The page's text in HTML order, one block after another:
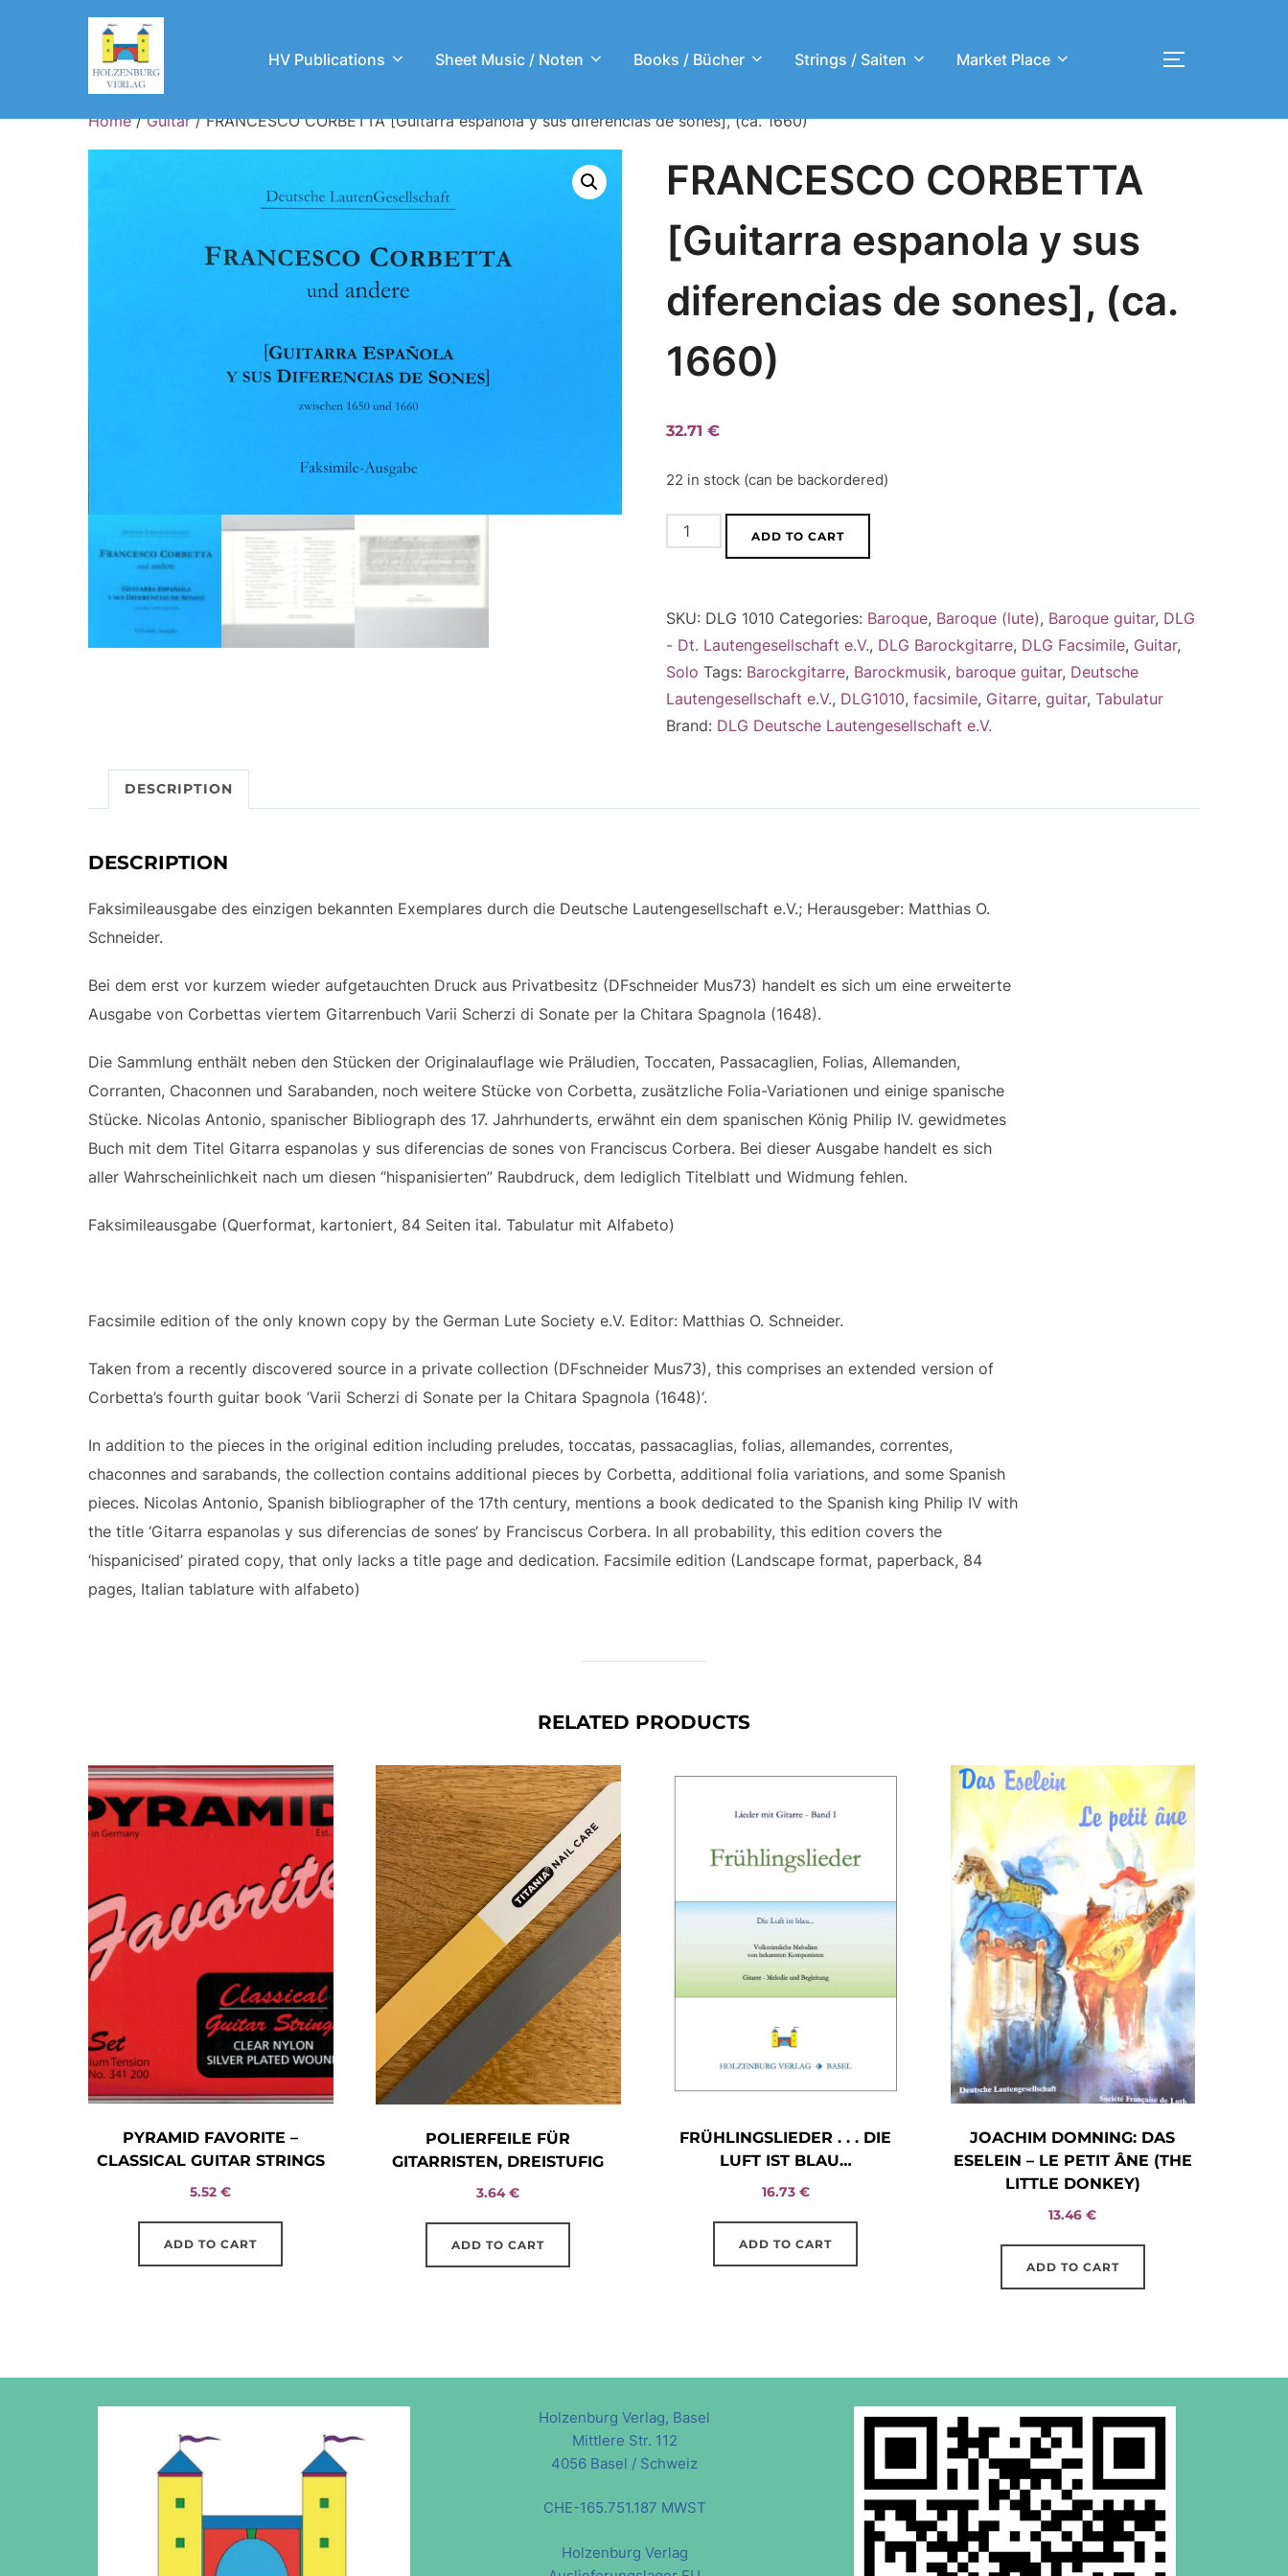
HV Publications Sheet Music / Noten Books / Bücher Strings / Saiten Market Place Toggle
Home/Guitar/ FRANCESCO CORBETTA [Guitarra espanola y sus diferencias de sones], (ca. 1660)
FRANCESCO CORBETTA
[Guitarra espanola y sus
diferencias de sones], (ca.
1660)
32.71€
22 in stock (can be backordered)
FRANCESCO
CORBETTA
diferencias
ADD TO CART
e
a
SKU: DLG 1010 Categories: Baroque, Baroque (lute), Baroque guitar, DLG
- Dt. Lautengesellschaft e.V., DLG Barockgitarre, DLG Facsimile, Guitar,
Solo Tags: Barockgitarre, Barockmusik, baroque guitar, Deutsche
Lautengesellschaft e.V., DLG1010,facsimile, Gitarre,guitar,Tabulatur
Brand: DLG Deutsche Lautengesellschaft e.V.
DESCRIPTION
DESCRIPTION
Faksimileausgabe des einzigen bekannten Exemplares durch die Deutsche Lautengesellschaft e.V.; Herausgeber: Matthias O.
Schneider.
Bei dem erst vor kurzem wieder aufgetauchten Druck aus Privatbesitz (DFschneider Mus73) handelt es sich um eine erweiterte
Ausgabe von Corbettas viertem Gitarrenbuch Varii Scherzi di Sonate per la Chitara Spagnola (1648).
Die Sammlung enthält neben den Stücken der Originalauflage wie Präludien, Toccaten, Passacaglien, Folias, Allemanden,
Corranten, Chaconnen und Sarabanden, noch weitere Stücke von Corbetta, zusätzliche Folia-Variationen und einige spanische
Stücke. Nicolas Antonio, spanischer Bibliograph des 17. Jahrhunderts, erwähnt ein dem spanischen König Philip IV. gewidmetes
Buch mit dem Titel Gitarra espanolas y sus diferencias de sones von Franciscus Corbera. Bei dieser Ausgabe handelt es sich
aller Wahrscheinlichkeit nach um diesen “hispanisierten” Raubdruck, dem lediglich Titelblatt und Widmung fehlen.
Faksimileausgabe (Querformat, kartoniert, 84 Seiten ital. Tabulatur mit Alfabeto)
Facsimile edition of the only known copy by the German Lute Society e.V. Editor: Matthias O. Schneider.
Taken from a recently discovered source in a private collection (DFschneider Mus73), this comprises an extended version of
Corbetta’s fourth guitar book ‘Varii Scherzi di Sonate per la Chitara Spagnola (1648)‘.
In addition to the pieces in the original edition including preludes, toccatas, passacaglias, folias, allemandes, correntes,
chaconnes and sarabands, the collection contains additional pieces by Corbetta, additional folia variations, and some Spanish
pieces. Nicolas Antonio, Spanish bibliographer of the 17th century, mentions a book dedicated to the Spanish king Philip IV with
the title ‘Gitarra espanolas y sus diferencias de sones‘ by Franciscus Corbera. In all probability, this edition covers the
‘hispanicised’ pirated copy, that only lacks a title page and dedication. Facsimile edition (Landscape format, paperback, 84
pages, Italian tablature with alfabeto)
RELATED PRODUCTS
PYRAMID FAVORITE –
CLASSICAL GUITAR STRINGS
5.52€
ADD TO CART
POLIERFEILE FÜR
GITARRISTEN, DREISTUFIG
3.64€
ADD TO CART
FRÜHLINGSLIEDER . . . DIE
LUFT IST BLAU…
16.73 €
ADD TO CART
JOACHIM DOMNING: DAS
ESELEIN – LE PETIT ÂNE (THE
LITTLE DONKEY)
13.46€
ADD TO CART
Holzenburg Verlag, Basel
Mittlere Str. 112
4056 Basel / Schweiz
CHE-165.751.187 MWST
Holzenburg Verlag